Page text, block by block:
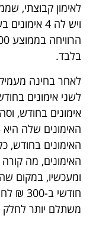
ויש לה 4
בלבד.
לאחר בחינה
לשני אימונים
אימונים בחודש,
האימונים
האימונים, מה
ומעכשיו, במקום
חודשי ב-300 ₪ לחודש?
משתלם יותר